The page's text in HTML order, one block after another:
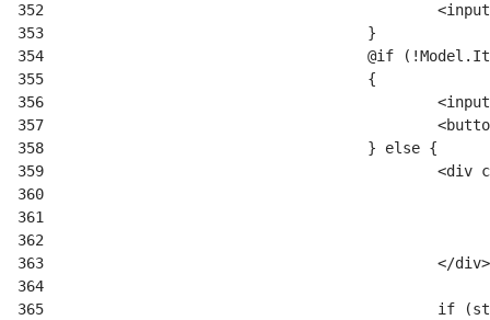
352
353
354
355
356
357
358
359
360
361
362
363
364
365